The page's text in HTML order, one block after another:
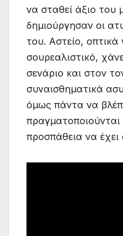
να σταθεί άξιο του
δημιούργησαν οι
του. Αστείο, οπτικά
σουρεαλιστικό,
σενάριο και στον
συναισθηματικά
όμως πάντα να
πραγματοποιούνται
προσπάθεια να